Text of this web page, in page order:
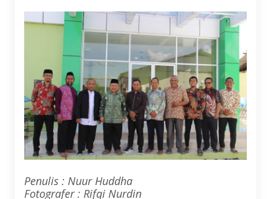
Penulis : Nuur Huddha
Fotografer : Rifqi Nurdin